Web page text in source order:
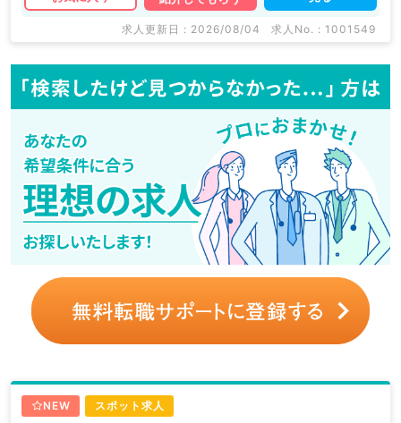
求人更新日 : 2026/08/04 求人No. : 1001549
NEW スポット求人